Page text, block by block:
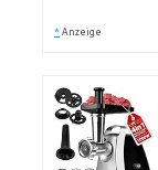
* Anzeige